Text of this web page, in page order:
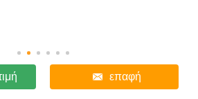
επαφή